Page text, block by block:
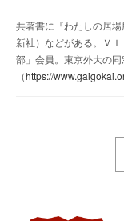
共著書に『わたしの居
新社）などがある。Ｖ
部」会員。東京外大の
（https://